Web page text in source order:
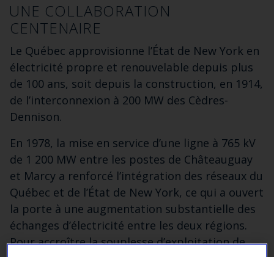
UNE COLLABORATION
CENTENAIRE
Le Québec approvisionne l’État de New York en
électricité propre et renouvelable depuis plus
de 100 ans, soit depuis la construction, en 1914,
de l’interconnexion à 200 MW des Cèdres-
Dennison.
En 1978, la mise en service d’une ligne à 765 kV
de 1 200 MW entre les postes de Châteauguay
et Marcy a renforcé l’intégration des réseaux du
Québec et de l’État de New York, ce qui a ouvert
la porte à une augmentation substantielle des
échanges d’électricité entre les deux régions.
Pour accroître la souplesse d’exploitation de